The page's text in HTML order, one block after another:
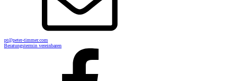
pt@peter-timmer.com
Beratungstermin vereinbaren